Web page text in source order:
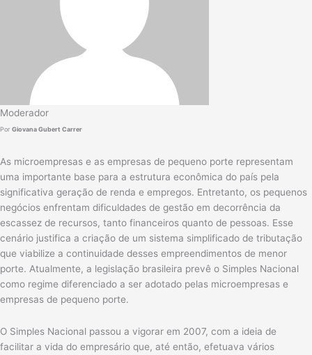
Moderador
Por Giovana Gubert Carrer
As microempresas e as empresas de pequeno porte representam
uma importante base para a estrutura econômica do país pela
significativa geração de renda e empregos. Entretanto, os pequenos
negócios enfrentam dificuldades de gestão em decorrência da
escassez de recursos, tanto financeiros quanto de pessoas. Esse
cenário justifica a criação de um sistema simplificado de tributação
que viabilize a continuidade desses empreendimentos de menor
porte. Atualmente, a legislação brasileira prevê o Simples Nacional
como regime diferenciado a ser adotado pelas microempresas e
empresas de pequeno porte.
O Simples Nacional passou a vigorar em 2007, com a ideia de
facilitar a vida do empresário que, até então, efetuava vários